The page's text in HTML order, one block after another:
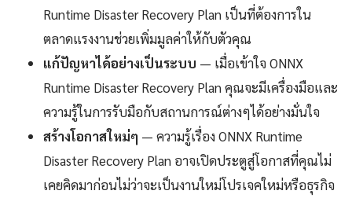
Runtime Disaster Recovery Plan เป็นที่ต้องการใน
ตลาดแรงงานช่วยเพิ่มมูลค่าให้กับตัวคุณ
แก้ปัญหาได้อย่างเป็นระบบ — เมื่อเข้าใจ ONNX
Runtime Disaster Recovery Plan คุณจะมีเครื่องมือและ
ความรู้ในการรับมือกับสถานการณ์ต่างๆได้อย่างมั่นใจ
สร้างโอกาสใหม่ๆ — ความรู้เรื่อง ONNX Runtime
Disaster Recovery Plan อาจเปิดประตูสู่โอกาสที่คุณไม่
เคยคิดมาก่อนไม่ว่าจะเป็นงานใหม่โปรเจคใหม่หรือธุรกิจ